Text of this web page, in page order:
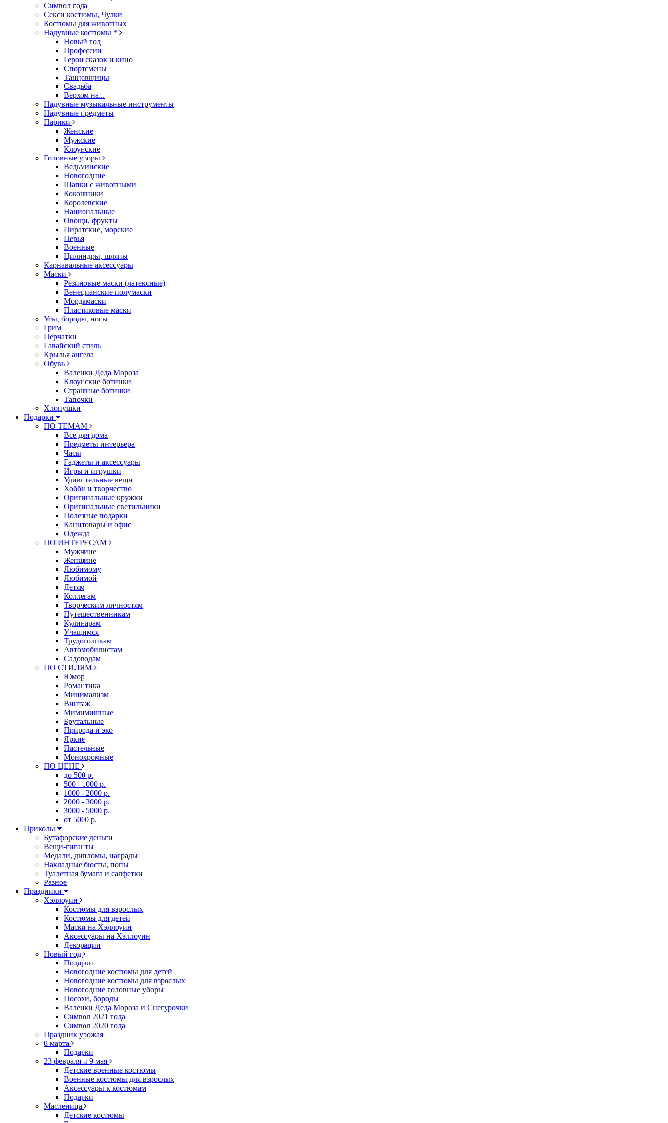
Символ года
Секси костюмы, Чулки
Костюмы для животных
Надувные костюмы *
Новый год
Профессии
Герои сказок и кино
Спортсмены
Танцовщицы
Свадьба
Верхом на...
Надувные музыкальные инструменты
Надувные предметы
Парики
Женские
Мужские
Клоунские
Головные уборы
Ведьминские
Новогодние
Шапки с животными
Кокошники
Королевские
Национальные
Овощи, фрукты
Пиратские, морские
Перья
Военные
Цилиндры, шляпы
Карнавальные аксессуары
Маски
Резиновые маски (латексные)
Венецианские полумаски
Мордамаски
Пластиковые маски
Усы, бороды, носы
Грим
Перчатки
Гавайский стиль
Крылья ангела
Обувь
Валенки Деда Мороза
Клоунские ботинки
Страшные ботинки
Тапочки
Хлопушки
Подарки
ПО ТЕМАМ
Все для дома
Предметы интерьера
Часы
Гаджеты и аксессуары
Игры и игрушки
Удивительные вещи
Хобби и творчество
Оригинальные кружки
Оригинальные светильники
Полезные подарки
Канцтовары и офис
Одежда
ПО ИНТЕРЕСАМ
Мужчине
Женщине
Любимому
Любимой
Детям
Коллегам
Творческим личностям
Путешественникам
Кулинарам
Учащимся
Трудоголикам
Автомобилистам
Садоводам
ПО СТИЛЯМ
Юмор
Романтика
Минимализм
Винтаж
Мимимишные
Брутальные
Природа и эко
Яркие
Пастельные
Монохромные
ПО ЦЕНЕ
до 500 р.
500 - 1000 р.
1000 - 2000 р.
2000 - 3000 р.
3000 - 5000 р.
от 5000 р.
Приколы
Бутафорские деньги
Вещи-гиганты
Медали, дипломы, награды
Накладные бюсты, попы
Туалетная бумага и салфетки
Разное
Праздники
Хэллоуин
Костюмы для взрослых
Костюмы для детей
Маски на Хэллоуин
Аксессуары на Хэллоуин
Декорации
Новый год
Подарки
Новогодние костюмы для детей
Новогодние костюмы для взрослых
Новогодние головные уборы
Посохи, бороды
Валенки Деда Мороза и Снегурочки
Символ 2021 года
Символ 2020 года
Праздник урожая
8 марта
Подарки
23 февраля и 9 мая
Детские военные костюмы
Военные костюмы для взрослых
Аксессуары к костюмам
Подарки
Масленица
Детские костюмы